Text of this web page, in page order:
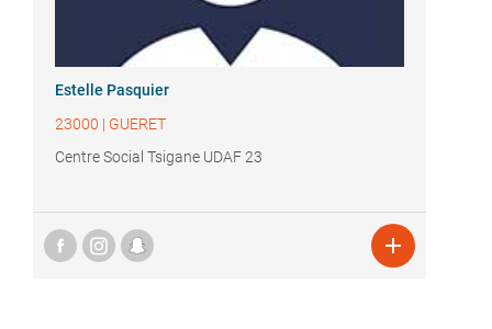
Estelle Pasquier
23000 | GUERET
Centre Social Tsigane UDAF 23
